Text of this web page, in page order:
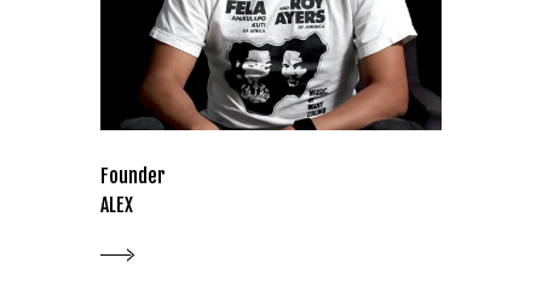
Founder
ALEX